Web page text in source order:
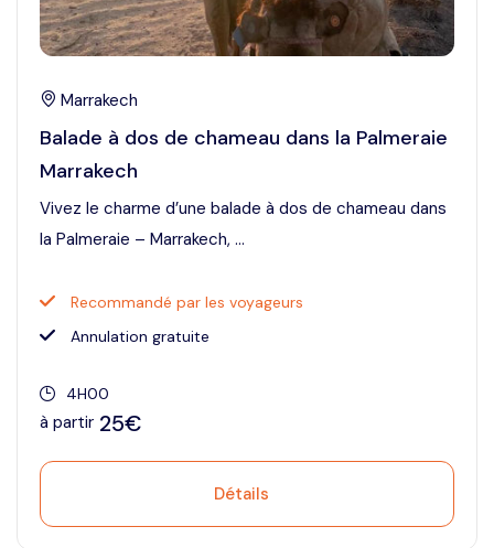
Marrakech
Balade à dos de chameau dans la Palmeraie
Marrakech
Vivez le charme d’une balade à dos de chameau dans
la Palmeraie – Marrakech, ...
Recommandé par les voyageurs
Annulation gratuite
4H00
à partir 25€
Détails